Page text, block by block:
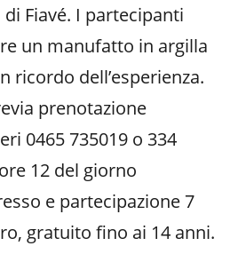
Fiavé. I partecipanti
un manufatto in argilla
ricordo dell’esperienza.
prenotazione
0465 735019 o 334
12 del giorno
e partecipazione 7
gratuito fino ai 14 anni.